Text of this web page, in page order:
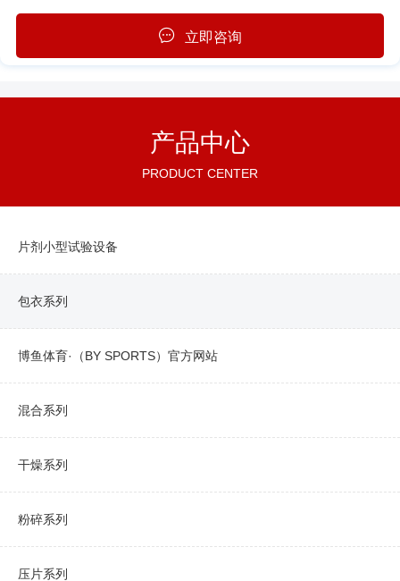
立即咨询
产品中心
PRODUCT CENTER
片剂小型试验设备
包衣系列
博鱼体育·（BY SPORTS）官方网站
混合系列
干燥系列
粉碎系列
压片系列